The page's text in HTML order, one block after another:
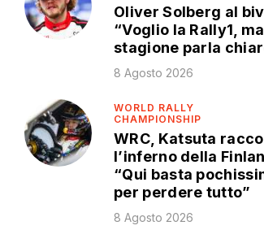
Oliver Solberg al
“Voglio la Rally1,
stagione parla
8 Agosto 2026
WORLD RALLY
CHAMPIONSHIP
WRC, Katsuta
l’inferno della
“Qui basta
per perdere tutto”
8 Agosto 2026